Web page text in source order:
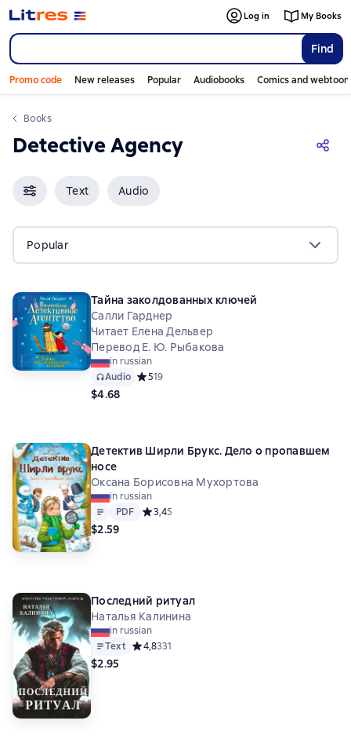
Find
Log in My Books
Promo code New releases Popular Audiobooks Comics and
Books
Detective Agency
Text Audio
Popular
Тайна заколдованных ключей
Салли Гарднер
Читает Елена Дельвер
Перевод Е. Ю. Рыбакова
in russian
Audio Средний рейтинг 5 на основе 19 оценок
519
$4.68
Детектив Ширли Брукс. Дело о пропавшем
носе
Оксана Борисовна Мухортова
in russian
Text
PDF
PDF Средний рейтинг 3,4 на основе 5 оценок
3,45
$2.59
Последний ритуал
Наталья Калинина
in russian
Text Средний рейтинг 4,8 на основе 331 оценок
4,8331
$2.95